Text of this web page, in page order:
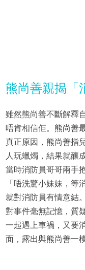
熊尚善親揭「
雖然熊尚善不斷解釋
唔肯相信佢。熊尚善
真正原因，熊尚善指
人玩蠟燭，結果就釀
當時消防員哥哥兩手
「唔洗驚小妹妹，等
就對消防員有情意結
對事件毫無記憶，質
一起遇上車禍，又要
面，露出與熊尚善一